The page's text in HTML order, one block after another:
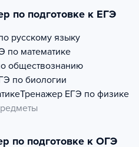
по подготовке к ЕГЭ
русскому языку
по математике
обществознанию
по биологии
Тренажер ЕГЭ по физике
по подготовке к ОГЭ